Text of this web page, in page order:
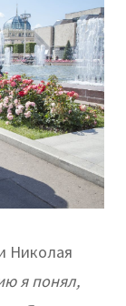
Николая
я понял,